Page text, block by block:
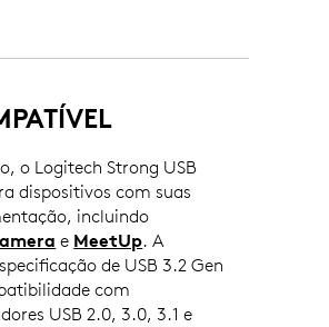
o Logitech Strong USB
dispositivos com suas
incluindo
e MeetUp. A
de USB 3.2 Gen
com
USB 2.0, 3.0, 3.1 e